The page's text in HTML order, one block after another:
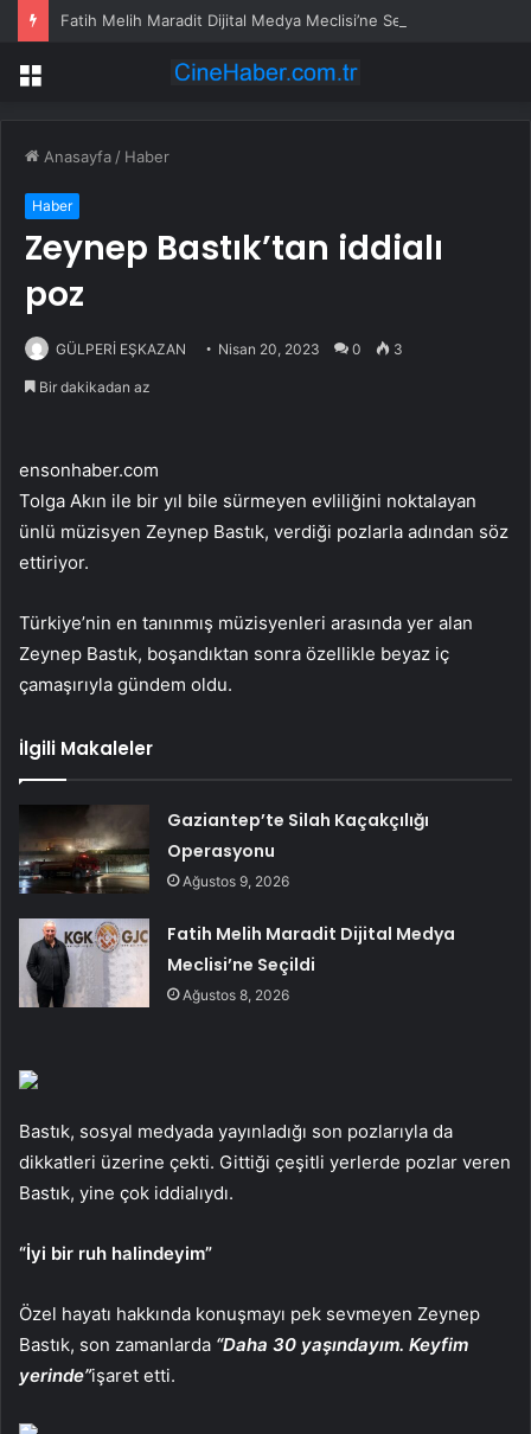
Fatih Melih Maradit Dijital Medya Meclisi’ne Seçildi
Menü
Anasayfa / Haber
Haber
Zeynep Bastık’tan iddialı
poz
GÜLPERİ EŞKAZAN Nisan 20, 2023 0 3
Bir dakikadan az
ensonhaber.com
Tolga Akın ile bir yıl bile sürmeyen evliliğini noktalayan
ünlü müzisyen Zeynep Bastık, verdiği pozlarla adından söz
ettiriyor.
Türkiye’nin en tanınmış müzisyenleri arasında yer alan
Zeynep Bastık, boşandıktan sonra özellikle beyaz iç
çamaşırıyla gündem oldu.
İlgili Makaleler
Gaziantep’te Silah Kaçakçılığı
Operasyonu
Ağustos 9, 2026
Fatih Melih Maradit Dijital Medya
Meclisi’ne Seçildi
Ağustos 8, 2026
Bastık, sosyal medyada yayınladığı son pozlarıyla da
dikkatleri üzerine çekti. Gittiği çeşitli yerlerde pozlar veren
Bastık, yine çok iddialıydı.
“İyi bir ruh halindeyim”
Özel hayatı hakkında konuşmayı pek sevmeyen Zeynep
Bastık, son zamanlarda “Daha 30 yaşındayım. Keyfim
yerinde”işaret etti.